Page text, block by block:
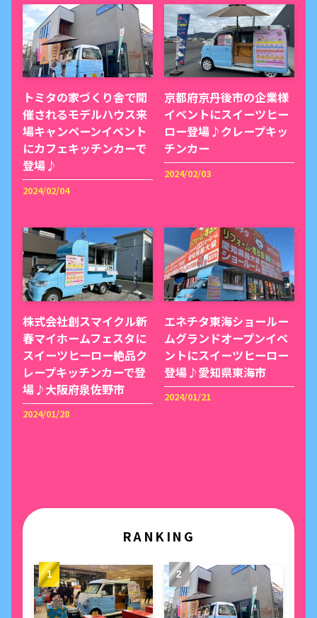
トミタの家づくり舎で開
催されるモデルハウス来
場キャンペーンイベント
にカフェキッチンカーで
登場♪
2024/02/04
京都府京丹後市の企業様
イベントにスイーツヒー
ロー登場♪クレープキッ
チンカー
2024/02/03
株式会社創スマイクル新
春マイホームフェスタに
スイーツヒーロー絶品ク
レープキッチンカーで登
場♪大阪府泉佐野市
2024/01/28
エネチタ東海ショールー
ムグランドオープンイベ
ントにスイーツヒーロー
登場♪愛知県東海市
2024/01/21
RANKING